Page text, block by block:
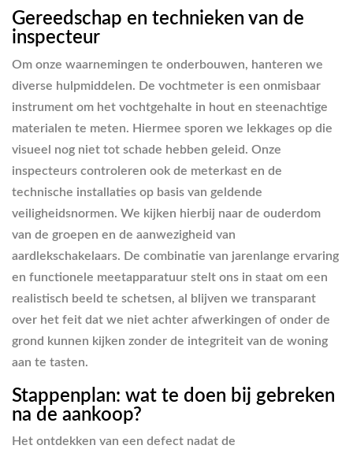
Gereedschap en technieken van de
inspecteur
Om onze waarnemingen te onderbouwen, hanteren we
diverse hulpmiddelen. De vochtmeter is een onmisbaar
instrument om het vochtgehalte in hout en steenachtige
materialen te meten. Hiermee sporen we lekkages op die
visueel nog niet tot schade hebben geleid. Onze
inspecteurs controleren ook de meterkast en de
technische installaties op basis van geldende
veiligheidsnormen. We kijken hierbij naar de ouderdom
van de groepen en de aanwezigheid van
aardlekschakelaars. De combinatie van jarenlange ervaring
en functionele meetapparatuur stelt ons in staat om een
realistisch beeld te schetsen, al blijven we transparant
over het feit dat we niet achter afwerkingen of onder de
grond kunnen kijken zonder de integriteit van de woning
aan te tasten.
Stappenplan: wat te doen bij gebreken
na de aankoop?
Het ontdekken van een defect nadat de